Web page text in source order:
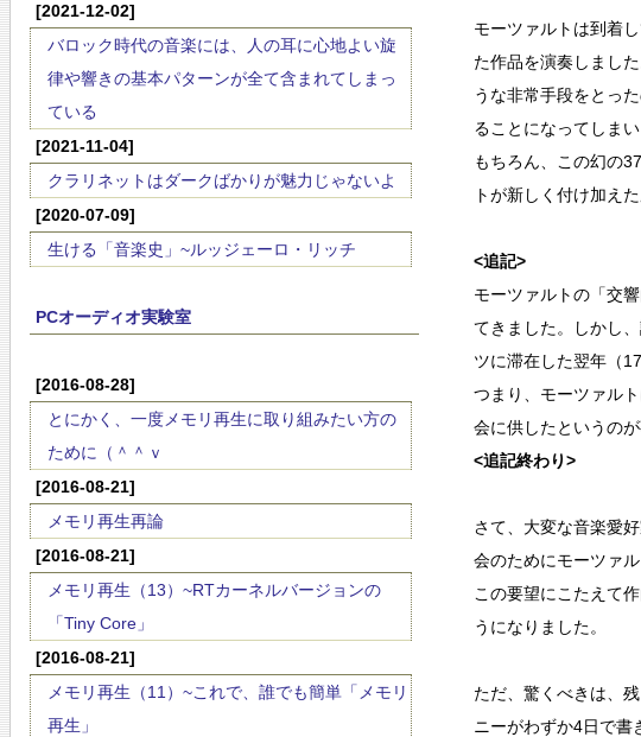
[2021-12-02]
バロック時代の音楽には、人の耳に心地よい旋
律や響きの基本パターンが全て含まれてしまっ
ている
[2021-11-04]
クラリネットはダークばかりが魅力じゃないよ
[2020-07-09]
生ける「音楽史」~ルッジェーロ・リッチ
PCオーディオ実験室
[2016-08-28]
とにかく、一度メモリ再生に取り組みたい方の
ために（＾＾ｖ
[2016-08-21]
メモリ再生再論
[2016-08-21]
メモリ再生（13）~RTカーネルバージョンの
「Tiny Core」
[2016-08-21]
メモリ再生（11）~これで、誰でも簡単「メモリ
再生」
モーツァルトは到着
た作品を演奏しまし
うな非常手段をとっ
ることになってしまい
もちろん、この幻の
トが新しく付け加え
<追記>
モーツァルトの「交
てきました。しかし
ツに滞在した翌年（
つまり、モーツァル
会に供したというの
<追記終わり>
さて、大変な音楽愛
会のためにモーツァ
この要望にこたえて
うになりました。
ただ、驚くべきは、
ニーがわずか4日で書